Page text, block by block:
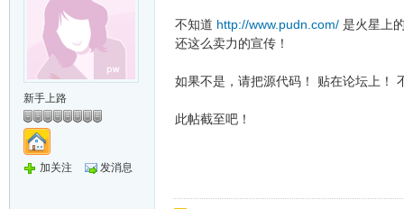
新手上路
加关注 发消息
不知道 http://www.pudn.com/ 是火星上
还这么卖力的宣传！
如果不是，请把源代码！ 贴在论坛上！
此帖截至吧！